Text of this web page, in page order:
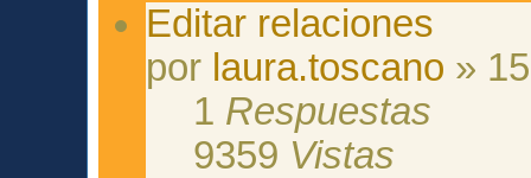
Editar relaciones
por laura.toscano »
1 Respuestas
9359 Vistas